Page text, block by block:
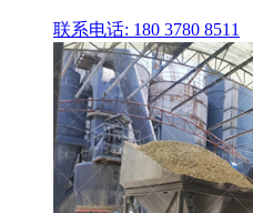
联系电话: 180 3780 8511